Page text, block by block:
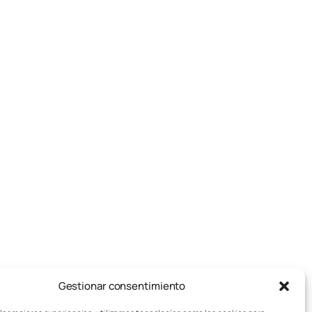
Gestionar consentimiento
de juegos de mesa
Aviso legal